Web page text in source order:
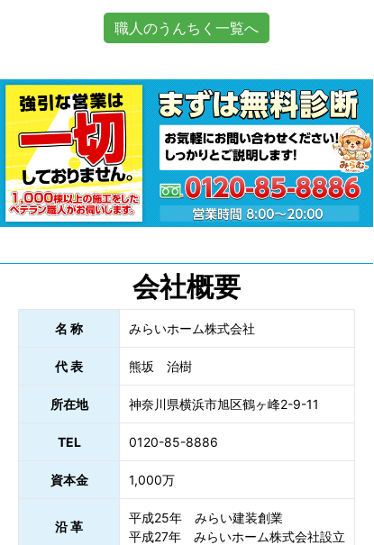
職人のうんちく一覧へ
会社概要
名 称 みらいホーム株式会社
代 表 熊坂 治樹
所在地 神奈川県横浜市旭区鶴ヶ峰2-9-11
TEL 0120-85-8886
資本金 1,000万
沿 革
平成25年 みらい建装創業
平成27年 みらいホーム株式会社設立